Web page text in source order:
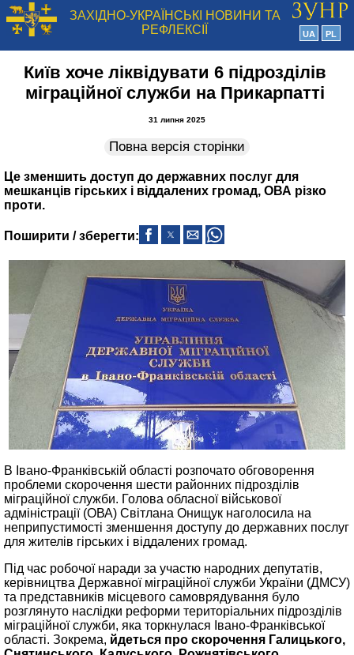
ЗАХІДНО-УКРАЇНСЬКІ НОВИНИ ТА
РЕФЛЕКСІЇ
UA PL
Київ хоче ліквідувати 6 підрозділів
міграційної служби на Прикарпатті
31 липня 2025
Повна версія сторінки
Це зменшить доступ до державних послуг для
мешканців гірських і віддалених громад, ОВА різко
проти.
Поширити / зберегти:
В Івано-Франківській області розпочато обговорення
проблеми скорочення шести районних підрозділів
міграційної служби. Голова обласної військової
адміністрації (ОВА) Світлана Онищук наголосила на
неприпустимості зменшення доступу до державних послуг
для жителів гірських і віддалених громад.
Під час робочої наради за участю народних депутатів,
керівництва Державної міграційної служби України (ДМСУ)
та представників місцевого самоврядування було
розглянуто наслідки реформи територіальних підрозділів
міграційної служби, яка торкнулася Івано-Франківської
області. Зокрема, йдеться про скорочення Галицького,